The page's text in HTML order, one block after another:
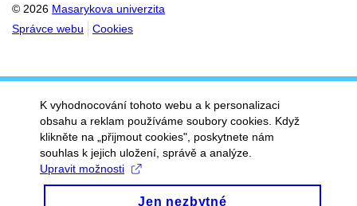
© 2026 Masarykova univerzita
Správce webu
Cookies
K vyhodnocování tohoto webu a k personalizaci
obsahu a reklam používáme soubory cookies. Když
klikněte na „přijmout cookies", poskytnete nám
souhlas k jejich uložení, správě a analýze.
Upravit možnosti
Jen nezbytné